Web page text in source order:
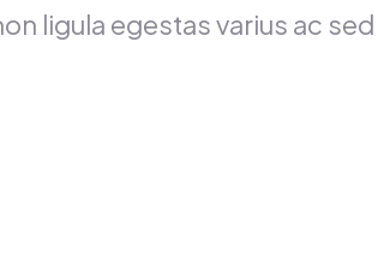
ligula egestas varius ac sed